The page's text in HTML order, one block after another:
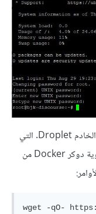
توضح الصورة أعلاه أوامر تسجيل الدخول إلى الخادم Droplet. التي
بعد تنفيذها ستتصل به. والآن عليك تنصيب حاوية دوكر Docker من